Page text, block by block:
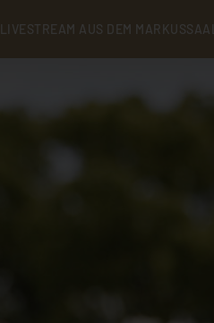
LIVESTREAM AUS DEM MARKUSSAAL